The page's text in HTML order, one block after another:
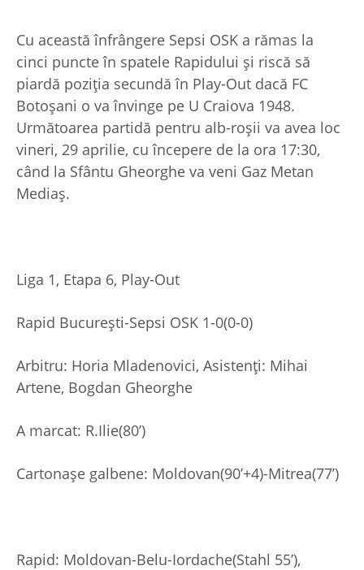
Cu această înfrângere Sepsi OSK a rămas la
cinci puncte în spatele Rapidului și riscă să
piardă poziția secundă în Play-Out dacă FC
Botoșani o va învinge pe U Craiova 1948.
Următoarea partidă pentru alb-roșii va avea loc
vineri, 29 aprilie, cu începere de la ora 17:30,
când la Sfântu Gheorghe va veni Gaz Metan
Mediaș.
Liga 1, Etapa 6, Play-Out
Rapid București-Sepsi OSK 1-0(0-0)
Arbitru: Horia Mladenovici, Asistenți: Mihai
Artene, Bogdan Gheorghe
A marcat: R.Ilie(80’)
Cartonașe galbene: Moldovan(90’+4)-Mitrea(77’)
Rapid: Moldovan-Belu-Iordache(Stahl 55’),